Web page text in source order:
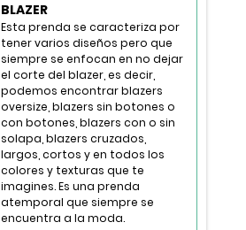
BLAZER
Esta prenda se caracteriza por
tener varios diseños pero que
siempre se enfocan en no dejar
el corte del blazer, es decir,
podemos encontrar blazers
oversize, blazers sin botones o
con botones, blazers con o sin
solapa, blazers cruzados,
largos, cortos y en todos los
colores y texturas que te
imagines. Es una prenda
atemporal que siempre se
encuentra a la moda.